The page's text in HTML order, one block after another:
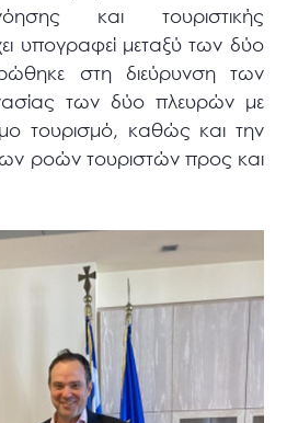
και τουριστικής
υπογραφεί μεταξύ των δύο
στη διεύρυνση των
των δύο πλευρών με
τουρισμό, καθώς και την
ροών τουριστών προς και